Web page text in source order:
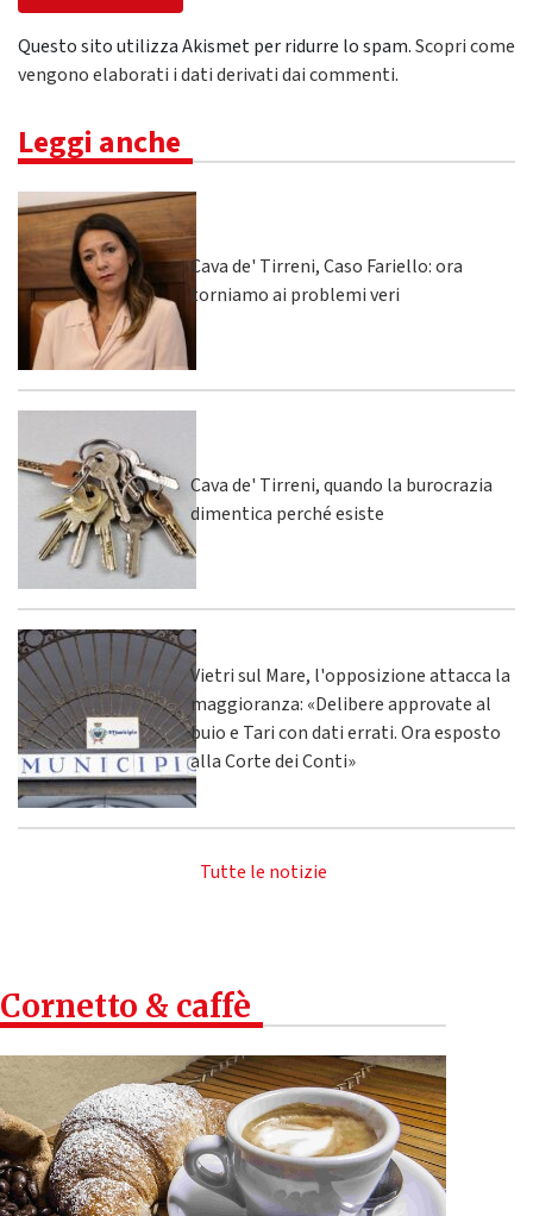
Questo sito utilizza Akismet per ridurre lo spam.Scopri come
vengono elaborati i dati derivati dai commenti.
Leggi anche
Cava de' Tirreni, Caso Fariello: ora
torniamo ai problemi veri
Cava de' Tirreni, quando la burocrazia
dimentica perché esiste
Vietri sul Mare, l'opposizione attacca la
maggioranza: «Delibere approvate al
buio e Tari con dati errati. Ora esposto
alla Corte dei Conti»
Tutte le notizie
Cornetto & caffè